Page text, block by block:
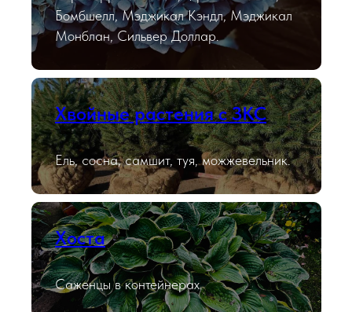
Бомбшелл, Мэджикал Кэндл, Мэджикал
Монблан, Сильвер Доллар.
Хвойные растения с ЗКС
Ель, сосна, самшит, туя, можжевельник.
Хоста
Саженцы в контейнерах.